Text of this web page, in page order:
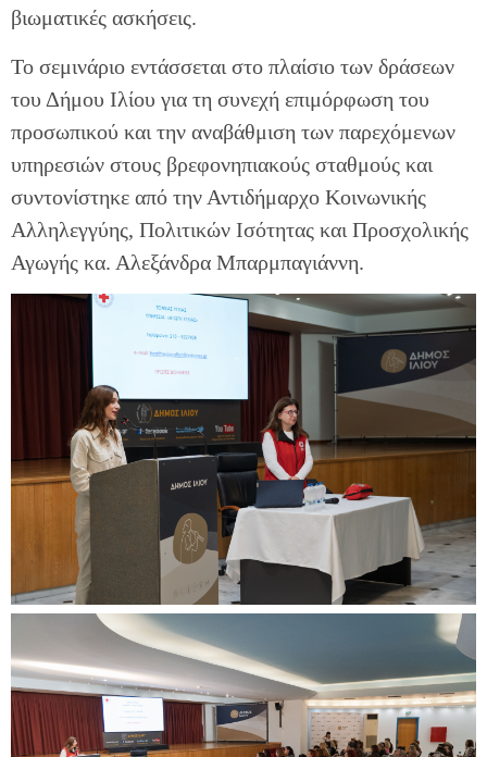
βιωματικές ασκήσεις.
Το σεμινάριο εντάσσεται στο πλαίσιο των δράσεων
του Δήμου Ιλίου για τη συνεχή επιμόρφωση του
προσωπικού και την αναβάθμιση των παρεχόμενων
υπηρεσιών στους βρεφονηπιακούς σταθμούς και
συντονίστηκε από την Αντιδήμαρχο Κοινωνικής
Αλληλεγγύης, Πολιτικών Ισότητας και Προσχολικής
Αγωγής κα. Αλεξάνδρα Μπαρμπαγιάννη.